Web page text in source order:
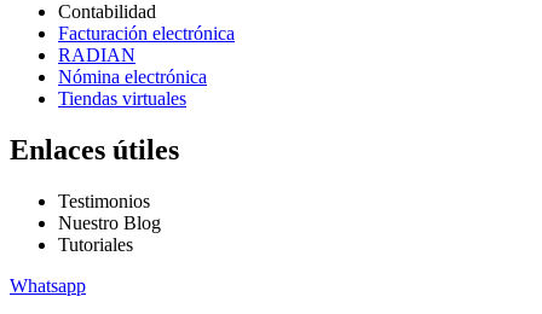
Contabilidad
Facturación electrónica
RADIAN
Nómina electrónica
Tiendas virtuales
Enlaces útiles
Testimonios
Nuestro Blog
Tutoriales
Whatsapp